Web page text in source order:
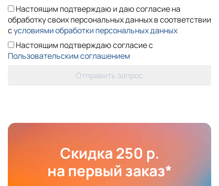
Настоящим подтверждаю и даю согласие на
обработку своих персональных данных в соответствии
сусловиями обработки персональных данных
Настоящим подтверждаю согласие с
Пользовательским соглашением
Отправить запрос
Скидка 250 р.
на первый заказ*